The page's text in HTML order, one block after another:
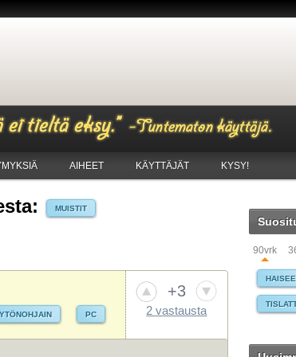
AIHEET KÄYTTÄJÄT KYSY!
MUISTIT
PC
+3
2 vastausta
90vrk
HAISEE